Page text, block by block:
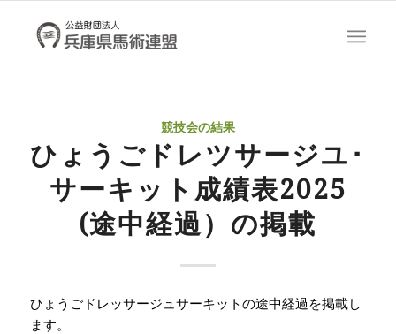
競技会の結果
ひょうごドレツサージユ･
サーキット成績表2025
(途中経過）の掲載
ひょうごドレッサージュサーキットの途中経過を掲載し
ます。